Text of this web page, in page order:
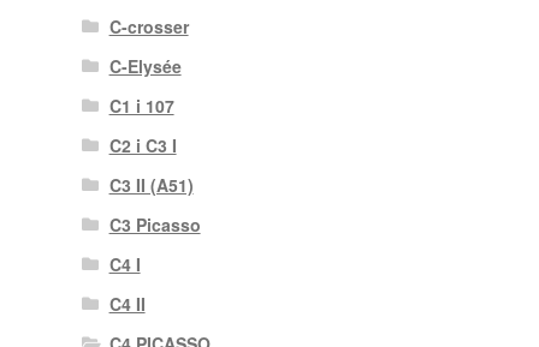
C-crosser
C-Elysée
C1 i 107
C2 i C3 I
C3 II (A51)
C3 Picasso
C4 I
C4 II